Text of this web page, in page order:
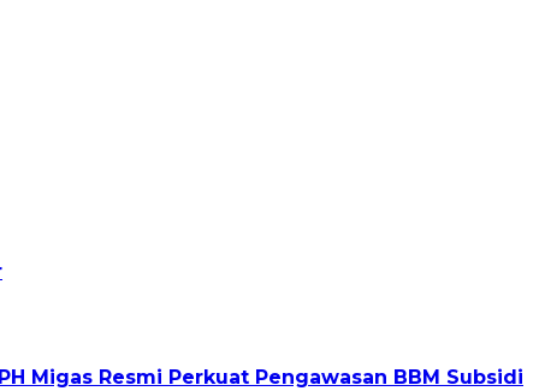
Migas Resmi Perkuat Pengawasan BBM Subsidi